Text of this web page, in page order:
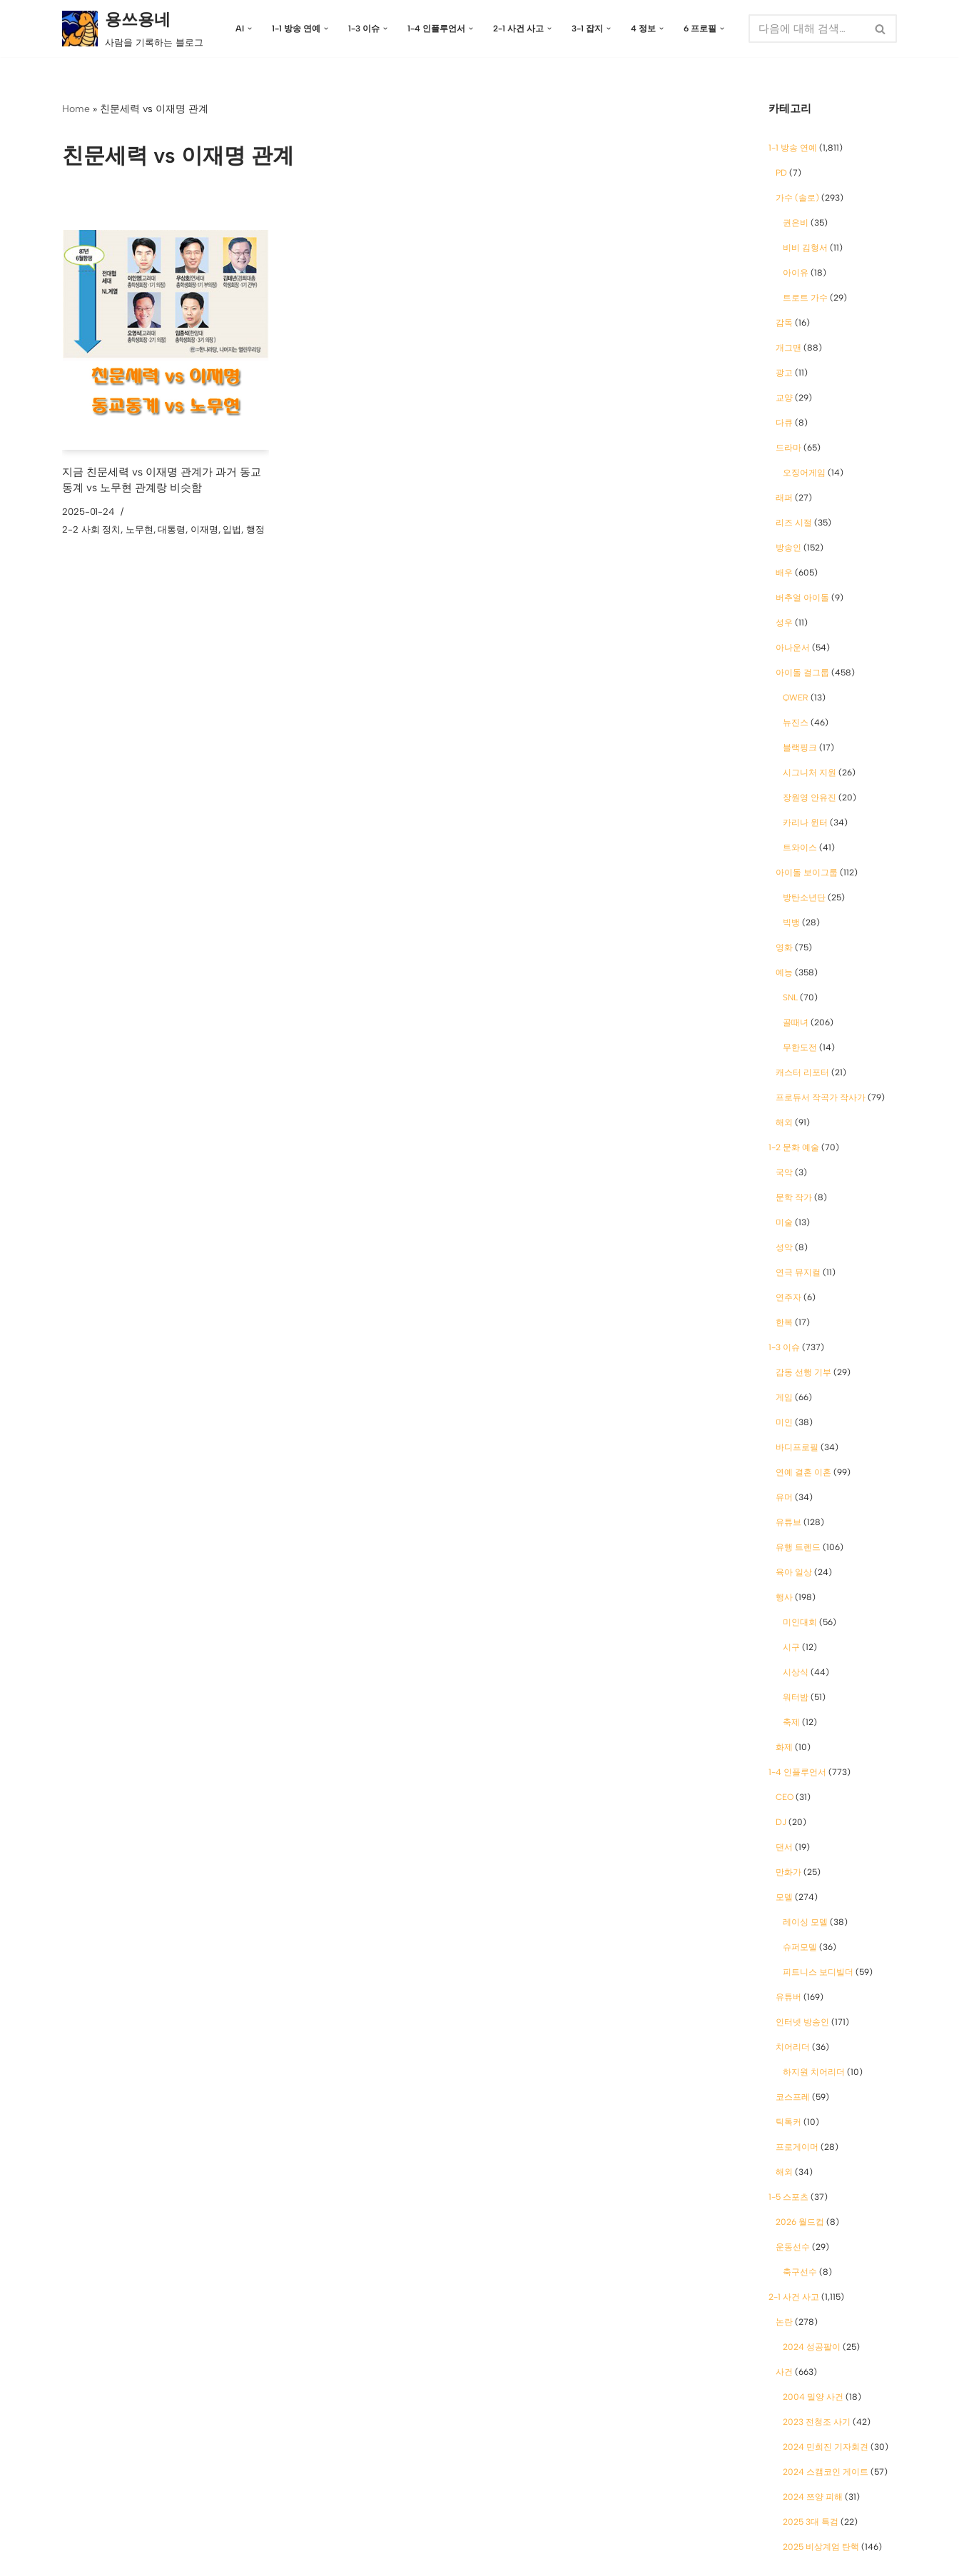
용쓰용네
사람을 기록하는 블로그
AI 1-1 방송 연예 1-3 이슈 1-4 인플루언서 2-1 사건 사고 3-1 잡지 4 정보 6 프로필
Home » 친문세력 vs 이재명 관계
친문세력 vs 이재명 관계
지금 친문세력 vs 이재명 관계가 과거 동교
동계 vs 노무현 관계랑 비슷함
2025-01-24
2-2 사회 정치 , 노무현 ,대통령 , 이재명 , 입법 ,행정
카테고리
1-1 방송 연예 (1,811)
PD (7)
가수 (솔로) (293)
권은비 (35)
비비 김형서 (11)
아이유 (18)
트로트 가수 (29)
감독 (16)
개그맨 (88)
광고 (11)
교양 (29)
다큐 (8)
드라마 (65)
오징어게임 (14)
래퍼 (27)
리즈 시절 (35)
방송인 (152)
배우 (605)
버추얼 아이돌 (9)
성우 (11)
아나운서 (54)
아이돌 걸그룹 (458)
QWER (13)
뉴진스 (46)
블랙핑크 (17)
시그니처 지원 (26)
장원영 안유진 (20)
카리나 윈터 (34)
트와이스 (41)
아이돌 보이그룹 (112)
방탄소년단 (25)
빅뱅 (28)
영화 (75)
예능 (358)
SNL (70)
골때녀 (206)
무한도전 (14)
캐스터 리포터 (21)
프로듀서 작곡가 작사가 (79)
해외 (91)
1-2 문화 예술 (70)
국악 (3)
문학 작가 (8)
미술 (13)
성악 (8)
연극 뮤지컬 (11)
연주자 (6)
한복 (17)
1-3 이슈 (737)
감동 선행 기부 (29)
게임 (66)
미인 (38)
바디프로필 (34)
연예 결혼 이혼 (99)
유머 (34)
유튜브 (128)
유행 트렌드 (106)
육아 일상 (24)
행사 (198)
미인대회 (56)
시구 (12)
시상식 (44)
워터밤 (51)
축제 (12)
화제 (10)
1-4 인플루언서 (773)
CEO (31)
DJ (20)
댄서 (19)
만화가 (25)
모델 (274)
레이싱 모델 (38)
슈퍼모델 (36)
피트니스 보디빌더 (59)
유튜버 (169)
인터넷 방송인 (171)
치어리더 (36)
하지원 치어리더 (10)
코스프레 (59)
틱톡커 (10)
프로게이머 (28)
해외 (34)
1-5 스포츠 (37)
2026 월드컵 (8)
운동선수 (29)
축구선수 (8)
2-1 사건 사고 (1,115)
논란 (278)
2024 성공팔이 (25)
사건 (663)
2004 밀양 사건 (18)
2023 전청조 사기 (42)
2024 민희진 기자회견 (30)
2024 스캠코인 게이트 (57)
2024 쯔양 피해 (31)
2025 3대 특검 (22)
2025 비상계엄 탄핵 (146)